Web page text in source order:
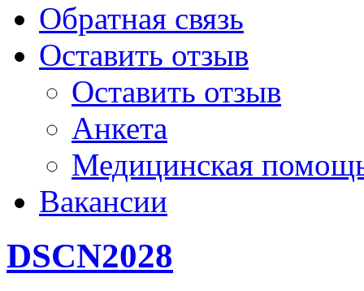
Обратная связь
Оставить отзыв
Оставить отзыв
Анкета
Медицинская
Вакансии
DSCN2028